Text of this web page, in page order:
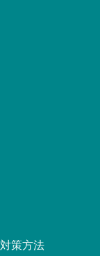
策方法